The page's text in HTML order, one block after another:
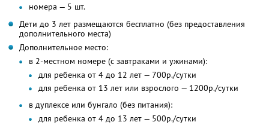
номера — 5 шт.
Дети до 3 лет размещаются бесплатно (без предоставления
дополнительного места)
Дополнительное место:
в 2-местном номере (с завтраками и ужинами):
для ребенка от 4 до 12 лет — 700р./сутки
для ребенка от 13 лет или взрослого — 1200р./сутки
в дуплексе или бунгало (без питания):
для ребенка от 4 до 13 лет — 500р./сутки